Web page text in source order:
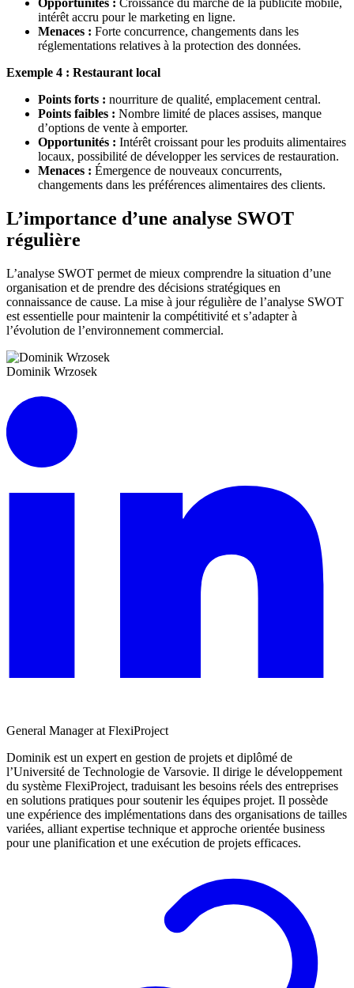
Opportunités : Croissance du marché de la publicité mobile,
intérêt accru pour le marketing en ligne.
Menaces : Forte concurrence, changements dans les
réglementations relatives à la protection des données.
Exemple 4 : Restaurant local
Points forts : nourriture de qualité, emplacement central.
Points faibles : Nombre limité de places assises, manque
d’options de vente à emporter.
Opportunités : Intérêt croissant pour les produits alimentaires
locaux, possibilité de développer les services de restauration.
Menaces : Émergence de nouveaux concurrents,
changements dans les préférences alimentaires des clients.
L’importance d’une analyse SWOT
régulière
L’analyse SWOT permet de mieux comprendre la situation d’une
organisation et de prendre des décisions stratégiques en
connaissance de cause. La mise à jour régulière de l’analyse SWOT
est essentielle pour maintenir la compétitivité et s’adapter à
l’évolution de l’environnement commercial.
Dominik Wrzosek
General Manager at FlexiProject
Dominik est un expert en gestion de projets et diplômé de
l’Université de Technologie de Varsovie. Il dirige le développement
du système FlexiProject, traduisant les besoins réels des entreprises
en solutions pratiques pour soutenir les équipes projet. Il possède
une expérience des implémentations dans des organisations de tailles
variées, alliant expertise technique et approche orientée business
pour une planification et une exécution de projets efficaces.